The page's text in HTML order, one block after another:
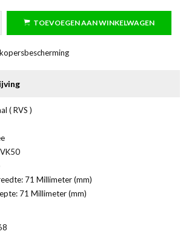
TOEVOEGEN AAN WINKELWAGEN
( RVS )
71 Millimeter (mm)
71 Millimeter (mm)